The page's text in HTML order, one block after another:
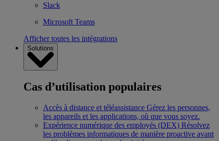
Slack
Microsoft Teams
Afficher toutes les intégrations
Solutions
Cas d’utilisation populaires
Accès à distance et téléassistance Gérez les personnes,
les appareils et les applications, où que vous soyez.
Expérience numérique des employés (DEX) Résolvez
les problèmes informatiques de manière proactive avant